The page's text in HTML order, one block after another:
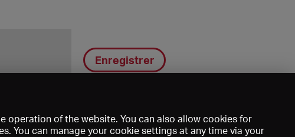
Enregistrer
operation of the website. You can also allow cookies for
You can manage your cookie settings at any time via your